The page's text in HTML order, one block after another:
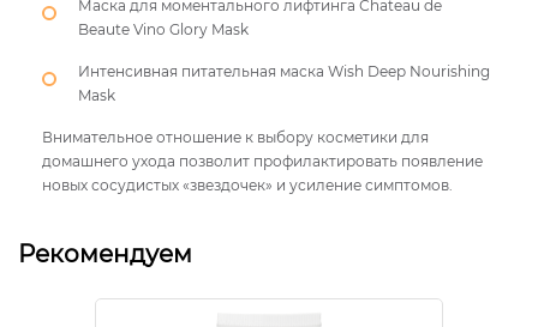
Маска для моментального лифтинга Сhateau de
Beaute Vino Glory Mask
Интенсивная питательная маска Wish Deep Nourishing
Mask
Внимательное отношение к выбору косметики для
домашнего ухода позволит профилактировать появление
новых сосудистых «звездочек» и усиление симптомов.
Рекомендуем